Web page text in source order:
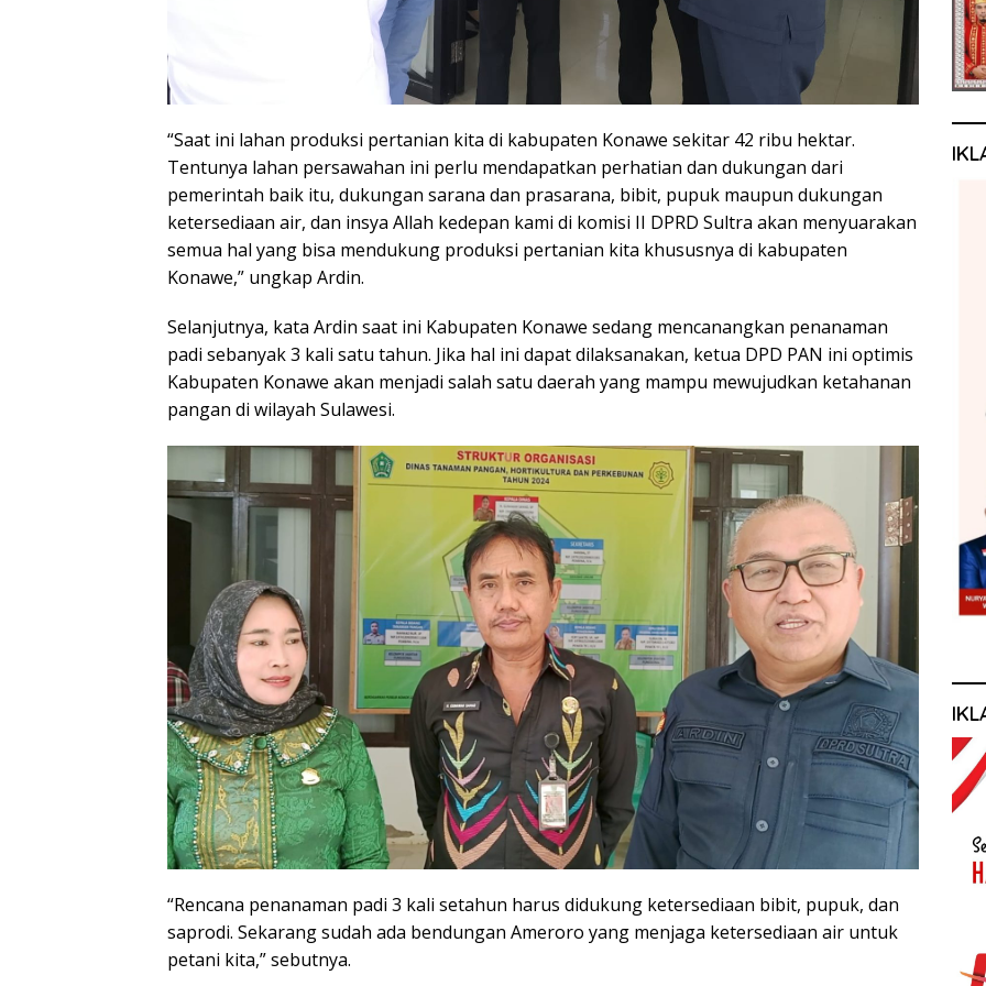
“Saat ini lahan produksi pertanian kita di kabupaten Konawe sekitar 42 ribu hektar.
Tentunya lahan persawahan ini perlu mendapatkan perhatian dan dukungan dari
pemerintah baik itu, dukungan sarana dan prasarana, bibit, pupuk maupun dukungan
ketersediaan air, dan insya Allah kedepan kami di komisi II DPRD Sultra akan menyuarakan
semua hal yang bisa mendukung produksi pertanian kita khususnya di kabupaten
Konawe,” ungkap Ardin.
Selanjutnya, kata Ardin saat ini Kabupaten Konawe sedang mencanangkan penanaman
padi sebanyak 3 kali satu tahun. Jika hal ini dapat dilaksanakan, ketua DPD PAN ini optimis
Kabupaten Konawe akan menjadi salah satu daerah yang mampu mewujudkan ketahanan
pangan di wilayah Sulawesi.
“Rencana penanaman padi 3 kali setahun harus didukung ketersediaan bibit, pupuk, dan
saprodi. Sekarang sudah ada bendungan Ameroro yang menjaga ketersediaan air untuk
petani kita,” sebutnya.